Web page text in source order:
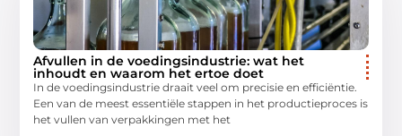
Afvullen in de voedingsindustrie: wat het
inhoudt en waarom het ertoe doet
In de voedingsindustrie draait veel om precisie en efficiëntie.
Een van de meest essentiële stappen in het productieproces is
het vullen van verpakkingen met het